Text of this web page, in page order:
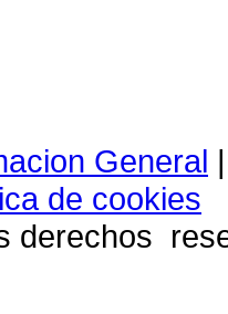
General
de cookies
derechos